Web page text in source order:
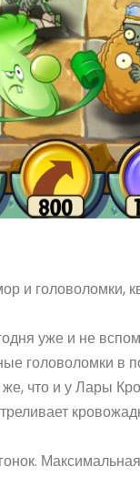
и головоломки,
уже и не
головоломки в
что и у Лары